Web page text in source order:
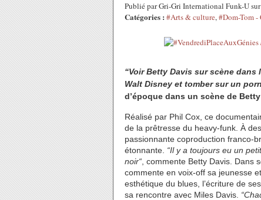
Publié par Gri-Gri International Funk-U
Catégories : #Arts & culture,#Dom-Tom -
“Voir Betty Davis sur scène dans
Walt Disney et tomber sur un
d’époque dans un scène de
Réalisé par Phil Cox, ce
de la prêtresse du heavy-funk. À
passionnante coproduction franco-
étonnante. “Il y a toujours eu un
noir“ , commente Betty Davis. Dans
commente en voix-off sa jeunesse
esthétique du blues, l’écriture de
sa rencontre avec Miles Davis.